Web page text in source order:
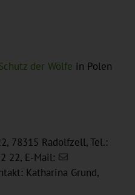
der Wölfe in Polen
78315 Radolfzell, Tel.:
22, E-Mail:
Katharina Grund,